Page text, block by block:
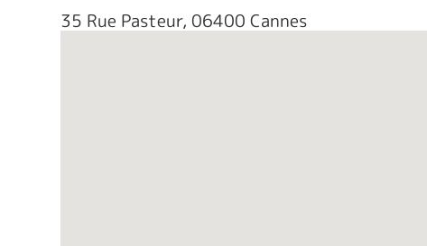
35 Rue Pasteur, 06400 Cannes